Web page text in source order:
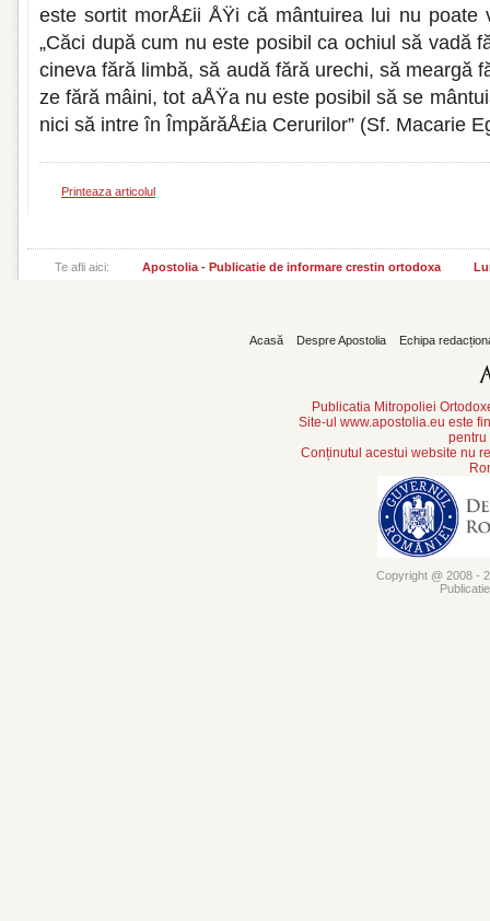
este sortit morÅ£ii ÅŸi că mântuirea lui nu poate
„Căci după cum nu este posi­bil ca ochiul să vadă
cineva fără limbă, să audă fără urechi, să meargă
ze fără mâini, tot aÅŸa nu este posibil să se
nici să in­tre în ÎmpărăÅ£ia Cerurilor” (Sf. Macarie
Printeaza articolul
Te afli aici: Apostolia - Publicatie de informare crestin ortodoxa
Acasă Despre Apostolia Echipa
Publicatia Mitropoliei
Site-ul www.apostolia.eu este
pentru
Conținutul acestui website nu
Copyright @ 2008 -